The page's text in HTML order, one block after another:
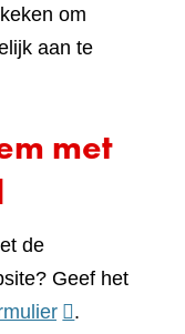
om
aan te
met
de
Geef het
(verwijst
.